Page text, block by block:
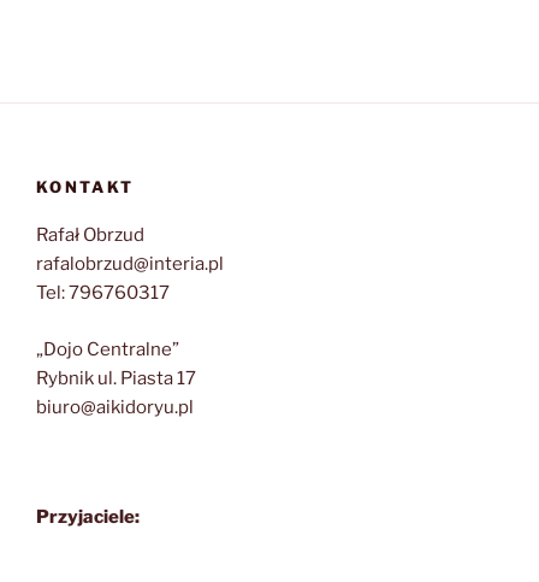
KONTAKT
Rafał Obrzud
rafalobrzud@interia.pl
Tel: 796760317
„Dojo Centralne”
Rybnik ul. Piasta 17
biuro@aikidoryu.pl
Przyjaciele: